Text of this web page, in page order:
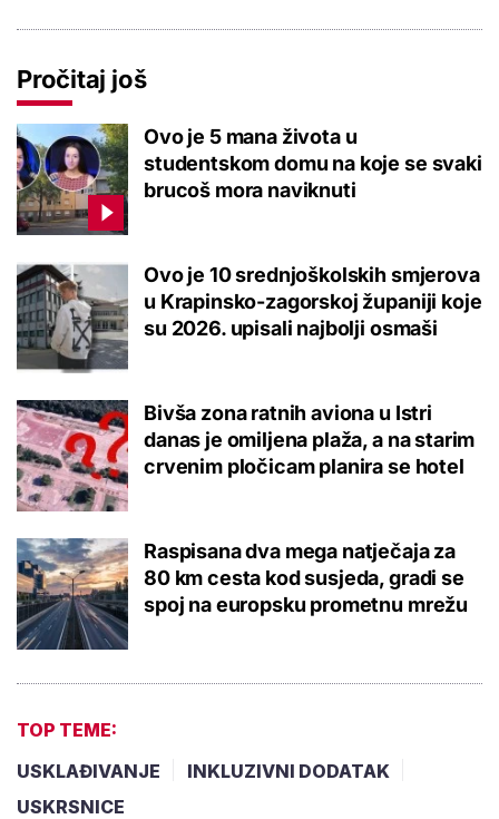
Pročitaj još
Ovo je 5 mana života u
studentskom domu na koje se svaki
brucoš mora naviknuti
Ovo je 10 srednjoškolskih smjerova
u Krapinsko-zagorskoj županiji koje
su 2026. upisali najbolji osmaši
Bivša zona ratnih aviona u Istri
danas je omiljena plaža, a na starim
crvenim pločicam planira se hotel
Raspisana dva mega natječaja za
80 km cesta kod susjeda, gradi se
spoj na europsku prometnu mrežu
TOP TEME:
USKLAĐIVANJE
INKLUZIVNI DODATAK
USKRSNICE